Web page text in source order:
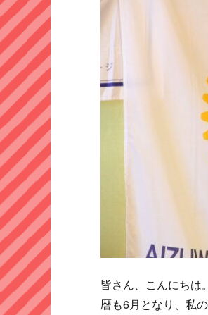
皆さん、こんにちは。
暦も6月となり、私